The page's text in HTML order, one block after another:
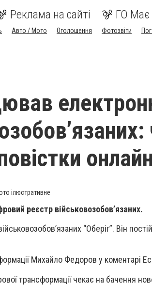
Реклама на сайті ГО Має
Авто / Мото Оголошення Фотозвіти
онлайн
ілюстративне
реєстр військовозобов’язаних.
“Оберіг”. Він
Михайло Федоров у коментарі
трансформації чекає на бачення